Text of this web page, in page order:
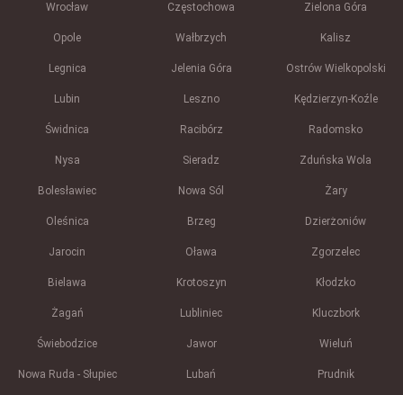
Wrocław Częstochowa Zielona Góra
Opole Wałbrzych Kalisz
Legnica Jelenia Góra Ostrów Wielkopolski
Lubin Leszno Kędzierzyn-Koźle
Świdnica Racibórz Radomsko
Nysa Sieradz Zduńska Wola
Bolesławiec Nowa Sól Żary
Oleśnica Brzeg Dzierżoniów
Jarocin Oława Zgorzelec
Bielawa Krotoszyn Kłodzko
Żagań Lubliniec Kluczbork
Świebodzice Jawor Wieluń
Nowa Ruda - Słupiec Lubań Prudnik